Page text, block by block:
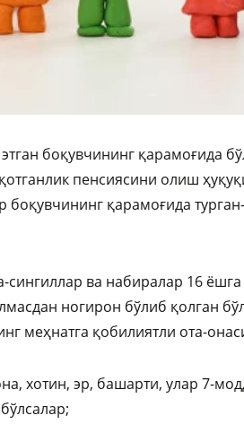
боқувчининг қарамоғида
пенсиясини олиш
боқувчининг қарамоғида
сингиллар ва набиралар 16
ногирон бўлиб қолган
меҳнатга қобилиятли ота-
хотин, эр, башарти, улар 7-